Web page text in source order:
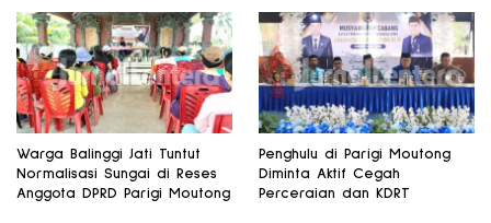
Warga Balinggi Jati Tuntut
Normalisasi Sungai di Reses
Anggota DPRD Parigi Moutong
Penghulu di Parigi Moutong
Diminta Aktif Cegah
Perceraian dan KDRT